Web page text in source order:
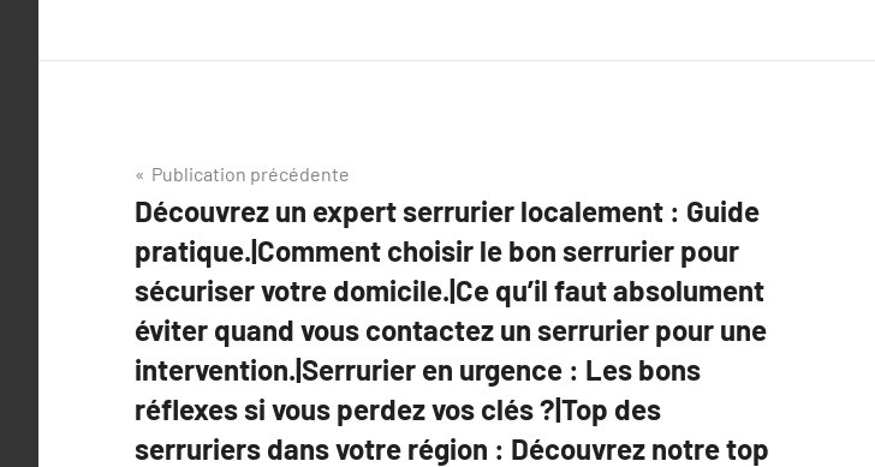
Navigation
de
l’article
Publication précédente
Découvrez un expert serrurier localement : Guide
pratique.|Comment choisir le bon serrurier pour
sécuriser votre domicile.|Ce qu’il faut absolument
éviter quand vous contactez un serrurier pour une
intervention.|Serrurier en urgence : Les bons
réflexes si vous perdez vos clés ?|Top des
serruriers dans votre région : Découvrez notre top